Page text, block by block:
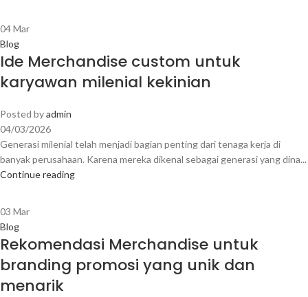
04Mar
Blog
Ide Merchandise custom untuk
karyawan milenial kekinian
Posted byadmin
04/03/2026
Generasi milenial telah menjadi bagian penting dari tenaga kerja di
banyak perusahaan. Karena mereka dikenal sebagai generasi yang dina...
Continue reading
03 Mar
Blog
Rekomendasi Merchandise untuk
branding promosi yang unik dan
menarik